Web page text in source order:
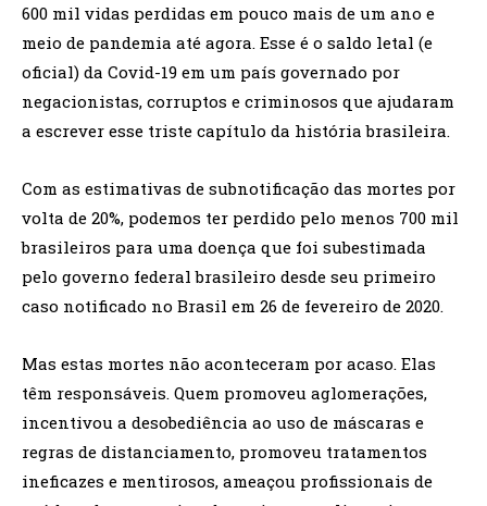
600 mil vidas perdidas em pouco mais de um ano e
meio de pandemia até agora. Esse é o saldo letal (e
oficial) da Covid-19 em um país governado por
negacionistas, corruptos e criminosos que ajudaram
a escrever esse triste capítulo da história brasileira.
Com as estimativas de subnotificação das mortes por
volta de 20%, podemos ter perdido pelo menos 700 mil
brasileiros para uma doença que foi subestimada
pelo governo federal brasileiro desde seu primeiro
caso notificado no Brasil em 26 de fevereiro de 2020.
Mas estas mortes não aconteceram por acaso. Elas
têm responsáveis. Quem promoveu aglomerações,
incentivou a desobediência ao uso de máscaras e
regras de distanciamento, promoveu tratamentos
ineficazes e mentirosos, ameaçou profissionais de